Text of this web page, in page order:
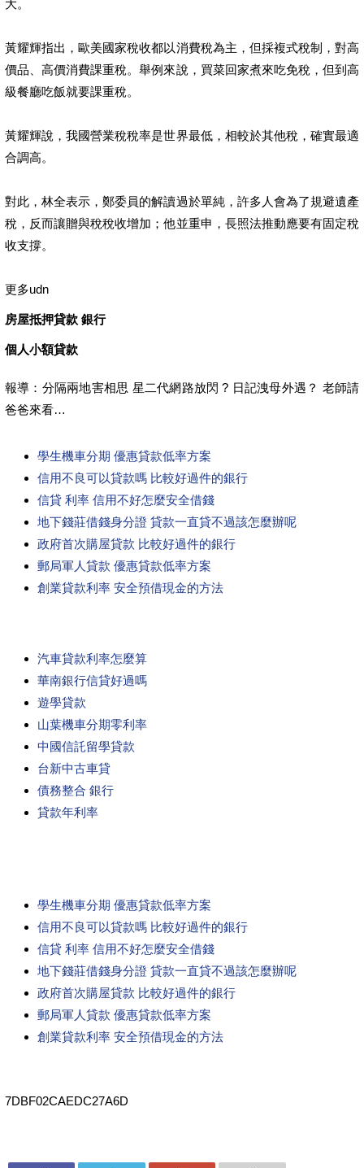
大。
黃耀輝指出，歐美國家稅收都以消費稅為主，但採複式稅制，對高
價品、高價消費課重稅。舉例來說，買菜回家煮來吃免稅，但到高
級餐廳吃飯就要課重稅。
黃耀輝說，我國營業稅稅率是世界最低，相較於其他稅，確實最適
合調高。
對此，林全表示，鄭委員的解讀過於單純，許多人會為了規避遺產
稅，反而讓贈與稅稅收增加；他並重申，長照法推動應要有固定稅
收支撐。
更多udn
房屋抵押貸款 銀行
個人小額貸款
報導：分隔兩地害相思 星二代網路放閃 ? 日記洩母外遇？ 老師請
爸爸來看…
學生機車分期 優惠貸款低率方案
信用不良可以貸款嗎 比較好過件的銀行
信貸 利率 信用不好怎麼安全借錢
地下錢莊借錢身分證 貸款一直貸不過該怎麼辦呢
政府首次購屋貸款 比較好過件的銀行
郵局軍人貸款 優惠貸款低率方案
創業貸款利率 安全預借現金的方法
汽車貸款利率怎麼算
華南銀行信貸好過嗎
遊學貸款
山葉機車分期零利率
中國信託留學貸款
台新中古車貸
債務整合 銀行
貸款年利率
學生機車分期 優惠貸款低率方案
信用不良可以貸款嗎 比較好過件的銀行
信貸 利率 信用不好怎麼安全借錢
地下錢莊借錢身分證 貸款一直貸不過該怎麼辦呢
政府首次購屋貸款 比較好過件的銀行
郵局軍人貸款 優惠貸款低率方案
創業貸款利率 安全預借現金的方法
7DBF02CAEDC27A6D